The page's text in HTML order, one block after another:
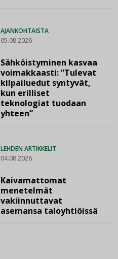
AJANKOHTAISTA
05.08.2026
Sähköistyminen kasvaa
voimakkaasti: ”Tulevat
kilpailuedut syntyvät,
kun erilliset
teknologiat tuodaan
yhteen”
LEHDEN ARTIKKELIT
04.08.2026
Kaivamattomat
menetelmät
vakiinnuttavat
asemansa taloyhtiöissä